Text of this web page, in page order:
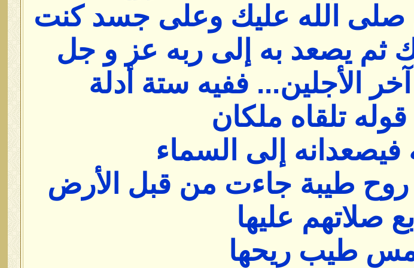
الله عليك وعلى جسد كنت
ثم يصعد به إلى ربه عز و جل
الأجلين... ففيه ستة أدلة
قوله تلقاه ملكان
فيصعدانه إلى السماء
روح طيبة جاءت من قبل الأرض
صلاتهم عليها
طيب ريحها